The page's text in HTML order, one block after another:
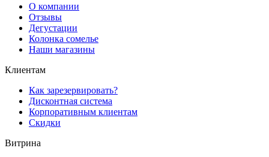
О компании
Отзывы
Дегустации
Колонка сомелье
Наши магазины
Клиентам
Как зарезервировать?
Дисконтная система
Корпоративным клиентам
Скидки
Витрина